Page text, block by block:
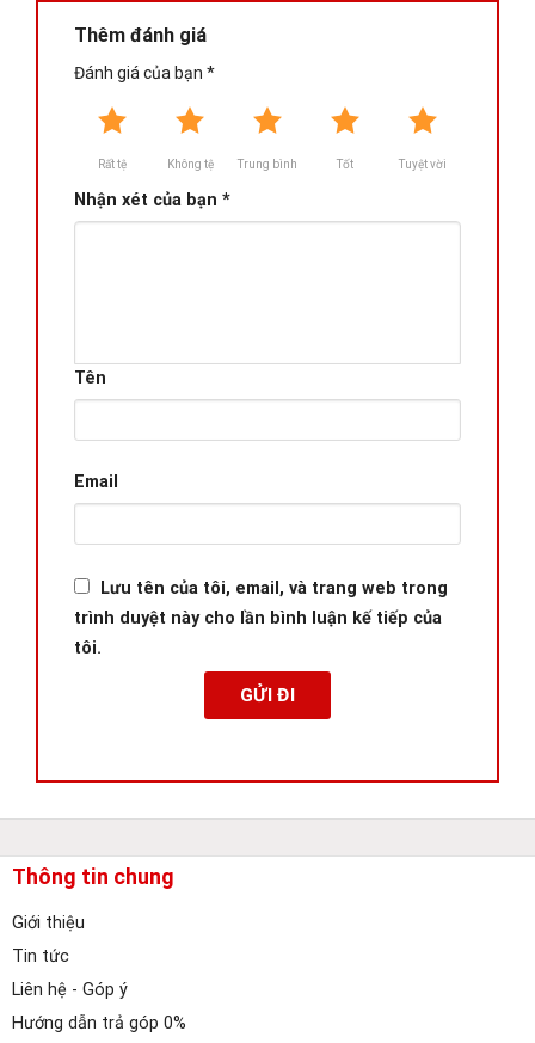
Thêm đánh giá
Đánh giá của bạn *
Rất tệ Không tệ Trung bình Tốt Tuyệt vời
Nhận xét của bạn *
Tên
Email
Lưu tên của tôi, email, và trang web trong
trình duyệt này cho lần bình luận kế tiếp của
tôi.
Thông tin chung
Giới thiệu
Tin tức
Liên hệ - Góp ý
Hướng dẫn trả góp 0%